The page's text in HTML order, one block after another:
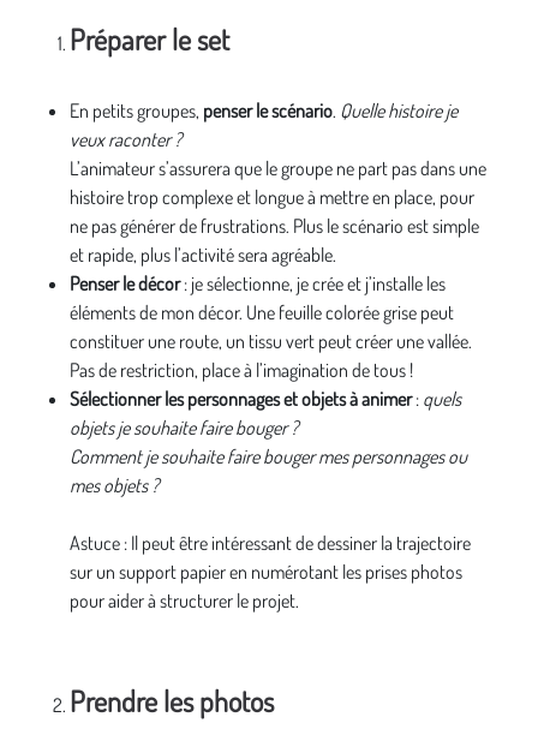
Préparer le set
En petits groupes, penser le scénario. Quelle histoire je
veux raconter ?
L’animateur s’assurera que le groupe ne part pas dans une
histoire trop complexe et longue à mettre en place, pour
ne pas générer de frustrations. Plus le scénario est simple
et rapide, plus l’activité sera agréable.
Penser le décor: je sélectionne, je crée et j’installe les
éléments de mon décor. Une feuille colorée grise peut
constituer une route, un tissu vert peut créer une vallée.
Pas de restriction, place à l’imagination de tous !
Sélectionner les personnages et objets à animer: quels
objets je souhaite faire bouger ?
Comment je souhaite faire bouger mes personnages ou
mes objets ?
Astuce : Il peut être intéressant de dessiner la trajectoire
sur un support papier en numérotant les prises photos
pour aider à structurer le projet.
Prendre les photos